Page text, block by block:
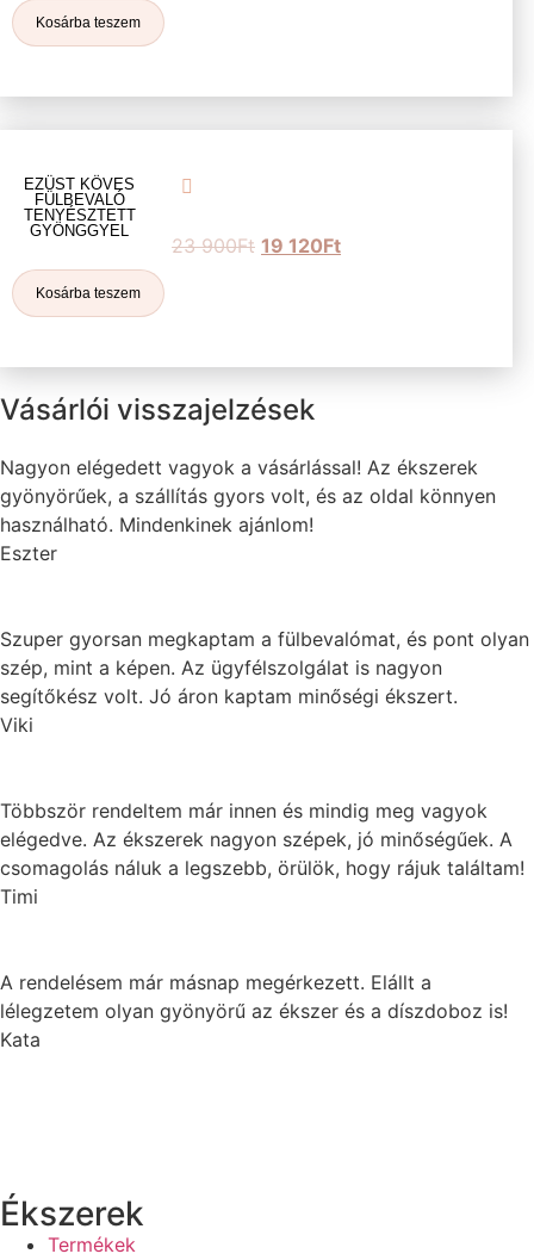
Kosárba teszem
EZÜST KÖVES
FÜLBEVALÓ
TENYÉSZTETT
GYÖNGGYEL
23 900Ft 19 120Ft
Kosárba teszem
Vásárlói visszajelzések
Nagyon elégedett vagyok a vásárlással! Az ékszerek
gyönyörűek, a szállítás gyors volt, és az oldal könnyen
használható. Mindenkinek ajánlom!
Eszter
Szuper gyorsan megkaptam a fülbevalómat, és pont olyan
szép, mint a képen. Az ügyfélszolgálat is nagyon
segítőkész volt. Jó áron kaptam minőségi ékszert.
Viki
Többször rendeltem már innen és mindig meg vagyok
elégedve. Az ékszerek nagyon szépek, jó minőségűek. A
csomagolás náluk a legszebb, örülök, hogy rájuk találtam!
Timi
A rendelésem már másnap megérkezett. Elállt a
lélegzetem olyan gyönyörű az ékszer és a díszdoboz is!
Kata
Ékszerek
Termékek